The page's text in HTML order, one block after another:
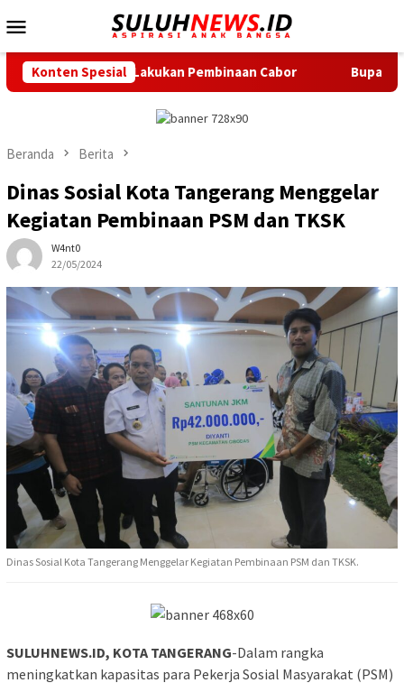
ke
Mobile
Konten Spesial
Lakukan Pembinaan Cabor Bupati Serang Lepas 20
Beranda Berita
Dinas Sosial Kota Tangerang Menggelar
Kegiatan Pembinaan PSM dan TKSK
W4nt0
22/05/2024
Dinas Sosial Kota Tangerang Menggelar Kegiatan Pembinaan PSM dan TKSK.
SULUHNEWS.ID, KOTA TANGERANG-Dalam rangka
meningkatkan kapasitas para Pekerja Sosial Masyarakat (PSM)